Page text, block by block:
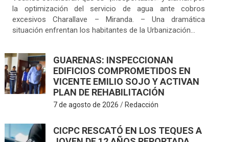
la optimización del servicio de agua ante cobros
excesivos Charallave – Miranda. – Una dramática
situación enfrentan los habitantes de la Urbanización…
GUARENAS: INSPECCIONAN
EDIFICIOS COMPROMETIDOS EN
VICENTE EMILIO SOJO Y ACTIVAN
PLAN DE REHABILITACIÓN
7 de agosto de 2026 Redacción
CICPC RESCATÓ EN LOS TEQUES A